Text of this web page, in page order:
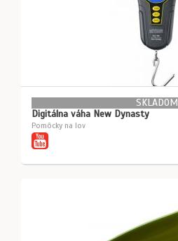
SKLADOM
Digitálna váha New Dynasty
Pomôcky na lov